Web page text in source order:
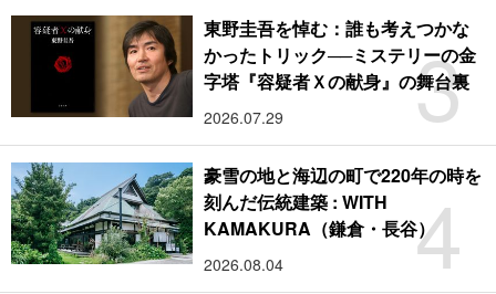
3
東野圭吾を悼む：誰も考えつかな
かったトリック──ミステリーの金
字塔『容疑者Ｘの献身』の舞台裏
2026.07.29
4
豪雪の地と海辺の町で220年の時を
刻んだ伝統建築 : WITH
KAMAKURA（鎌倉・長谷）
2026.08.04